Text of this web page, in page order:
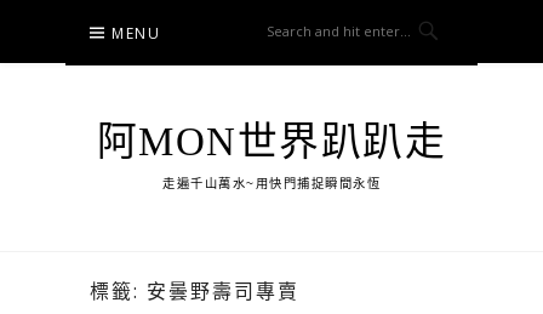
content
MENU
阿MON世界趴趴走
走遍千山萬水~用快門捕捉瞬間永恆
標籤: 安曇野壽司專賣